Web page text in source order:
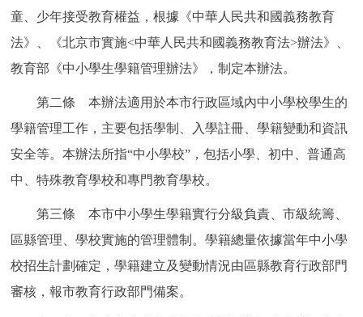
ESPAÑOL العربية PORTUGUÊS
ITALIANO
回到頂部
童、少年接受教育權益，根據《中華人民共和國義務教育
法》、《北京市實施<中華人民共和國義務教育法>辦法》、
教育部《中小學生學籍管理辦法》，制定本辦法。
第二條 本辦法適用於本市行政區域內中小學校學生的
學籍管理工作，主要包括學制、入學註冊、學籍變動和資訊
安全等。本辦法所指“中小學校”，包括小學、初中、普通高
中、特殊教育學校和專門教育學校。
第三條 本市中小學生學籍實行分級負責、市級統籌、
區縣管理、學校實施的管理體制。學籍總量依據當年中小學
校招生計劃確定，學籍建立及變動情況由區縣教育行政部門
審核，報市教育行政部門備案。